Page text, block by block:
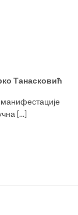
Танасковић
манифестације
[...]